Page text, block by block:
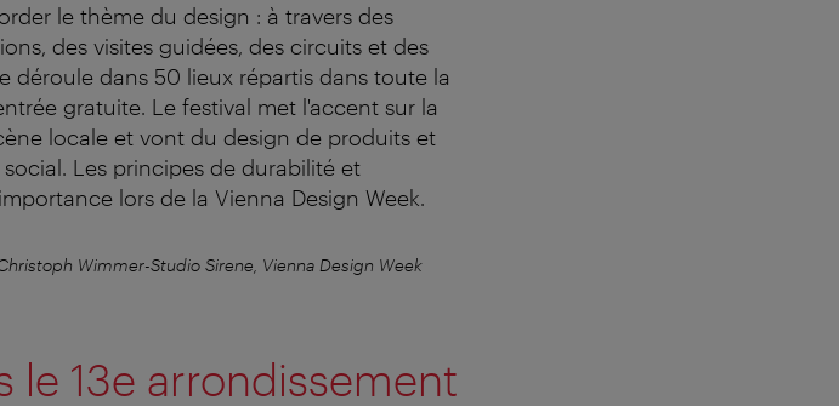
le thème du design : à travers des
des visites guidées, des circuits et des
déroule dans 50 lieux répartis dans toute la
gratuite. Le festival met l'accent sur la
locale et vont du design de produits et
Les principes de durabilité et
lors de la Vienna Design Week.
Wimmer-Studio Sirene, Vienna Design Week
le 13e arrondissement